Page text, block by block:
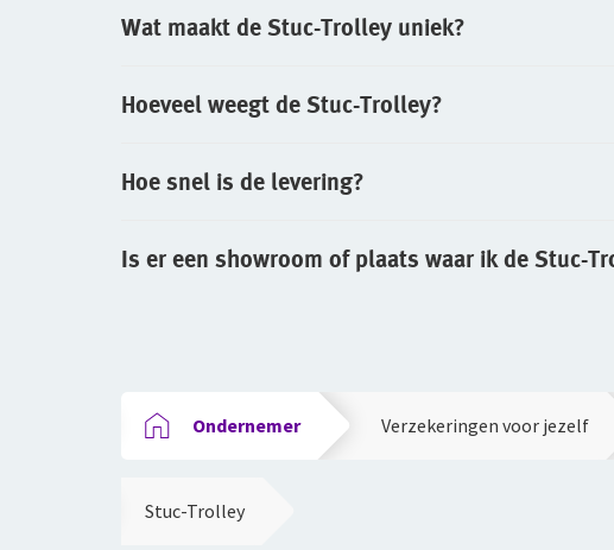
Wat maakt de Stuc-Trolley uniek?
Hoeveel weegt de Stuc-Trolley?
Hoe snel is de levering?
Is er een showroom of plaats waar ik de Stuc-
Ondernemer Verzekeringen voor jezelf
Stuc-Trolley